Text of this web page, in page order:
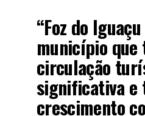
“Foz do
município que
circulação
significativa e
crescimento